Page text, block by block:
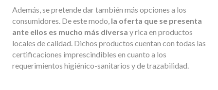
Además, se pretende dar también más opciones a los
consumidores. De este modo, la oferta que se presenta
ante ellos es mucho más diversa y rica en productos
locales de calidad. Dichos productos cuentan con todas las
certificaciones imprescindibles en cuanto a los
requerimientos higiénico-sanitarios y de trazabilidad.